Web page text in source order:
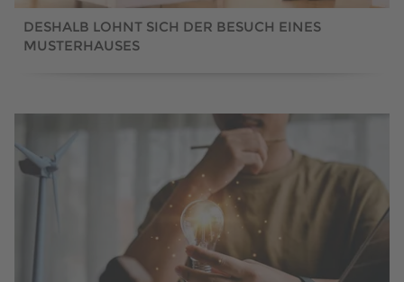
DESHALB LOHNT SICH DER BESUCH EINES
MUSTERHAUSES